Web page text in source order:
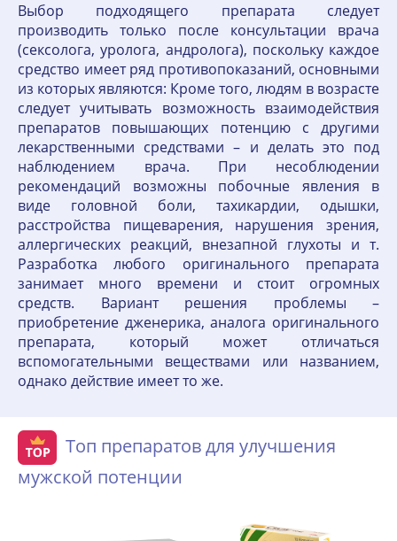
Выбор подходящего препарата следует
производить только после консультации врача
(сексолога, уролога, андролога), поскольку каждое
средство имеет ряд противопоказаний, основными
из которых являются: Кроме того, людям в возрасте
следует учитывать возможность взаимодействия
препаратов повышающих потенцию с другими
лекарственными средствами – и делать это под
наблюдением врача. При несоблюдении
рекомендаций возможны побочные явления в
виде головной боли, тахикардии, одышки,
расстройства пищеварения, нарушения зрения,
аллергических реакций, внезапной глухоты и т.
Разработка любого оригинального препарата
занимает много времени и стоит огромных
средств. Вариант решения проблемы –
приобретение дженерика, аналога оригинального
препарата, который может отличаться
вспомогательными веществами или названием,
однако действие имеет то же.
Топ препаратов для улучшения
мужской потенции